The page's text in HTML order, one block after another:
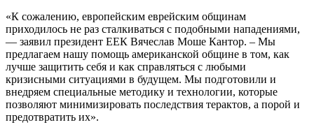
«К сожалению, европейским еврейским общинам
приходилось не раз сталкиваться с подобными нападениями,
— заявил президент ЕЕК Вячеслав Моше Кантор. – Мы
предлагаем нашу помощь американской общине в том, как
лучше защитить себя и как справляться с любыми
кризисными ситуациями в будущем. Мы подготовили и
внедряем специальные методику и технологии, которые
позволяют минимизировать последствия терактов, а порой и
предотвратить их».